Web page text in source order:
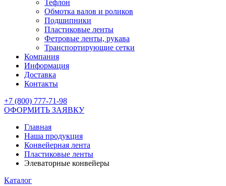
Тефлон
Обмотка валов и роликов
Подшипники
Пластиковые ленты
Фетровые ленты, рукава
Транспортирующие сетки
Компания
Информация
Доставка
Контакты
+7 (800) 777-71-98
ОФОРМИТЬ ЗАЯВКУ
Главная
Наша продукция
Конвейерная лента
Пластиковые ленты
Элеваторные конвейеры
Каталог